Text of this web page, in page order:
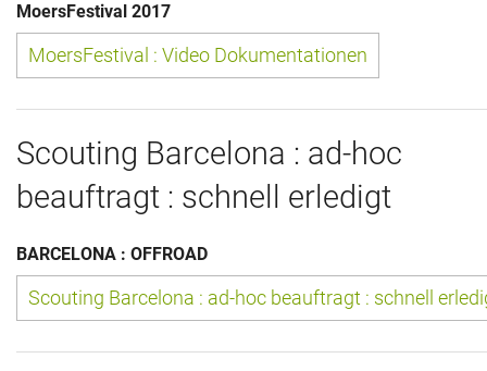
Das war 2019
Das war 2017
Das war 2016
Das war 2015
Das war 2014
Das war 2013
MoersFestival 2017
MoersFestival : Video Dokumentationen
Scouting Barcelona : ad-hoc
beauftragt : schnell erledigt
BARCELONA : OFFROAD
Scouting Barcelona : ad-hoc beauftragt : schnell